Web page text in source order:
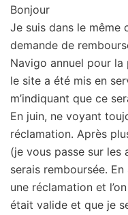
Bonjour
Je suis dans le même
demande de
Navigo annuel pour
le site a été mis en
m’indiquant que ce
En juin, ne voyant
réclamation. Après
(je vous passe sur les
serais remboursée.
une réclamation et
était valide et que je